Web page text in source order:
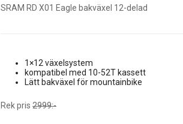
SRAM RD X01 Eagle bakväxel 12-delad
1×12 växelsystem
kompatibel med 10-52T kassett
Lätt bakväxel för mountainbike
Rek pris 2999:-